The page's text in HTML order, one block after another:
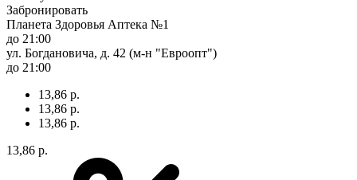
Забронировать
Планета Здоровья Аптека №1
до 21:00
ул. Богдановича, д. 42 (м-н "Евроопт")
до 21:00
13,86 р.
13,86 р.
13,86 р.
13,86 р.